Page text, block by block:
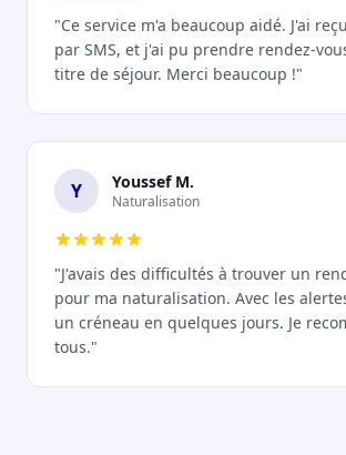
"Ce service m'a beaucoup aidé. J'ai
par SMS, et j'ai pu prendre rendez-
titre de séjour. Merci beaucoup !"
Y Youssef M.
Naturalisation
"J'avais des difficultés à trouver un
pour ma naturalisation. Avec les
un créneau en quelques jours. Je
tous."